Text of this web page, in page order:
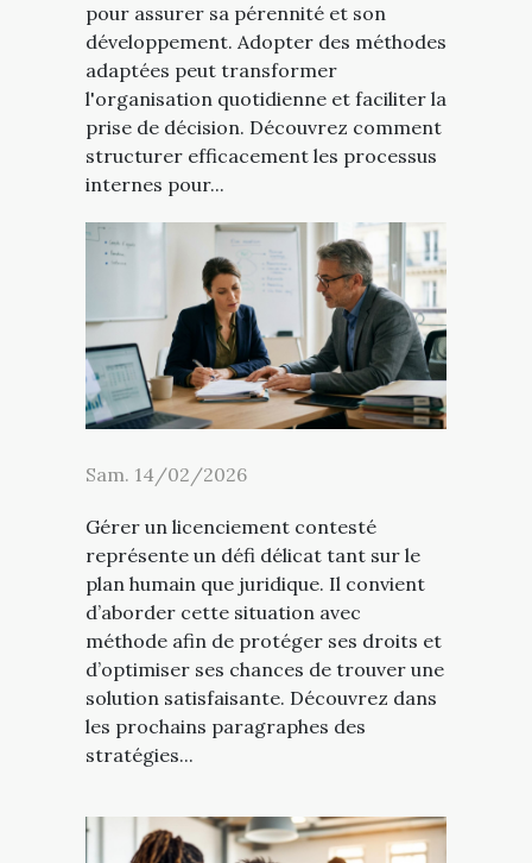
pour assurer sa pérennité et son
développement. Adopter des méthodes
adaptées peut transformer
l'organisation quotidienne et faciliter la
prise de décision. Découvrez comment
structurer efficacement les processus
internes pour...
Sam. 14/02/2026
Gérer un licenciement contesté
représente un défi délicat tant sur le
plan humain que juridique. Il convient
d’aborder cette situation avec
méthode afin de protéger ses droits et
d’optimiser ses chances de trouver une
solution satisfaisante. Découvrez dans
les prochains paragraphes des
stratégies...